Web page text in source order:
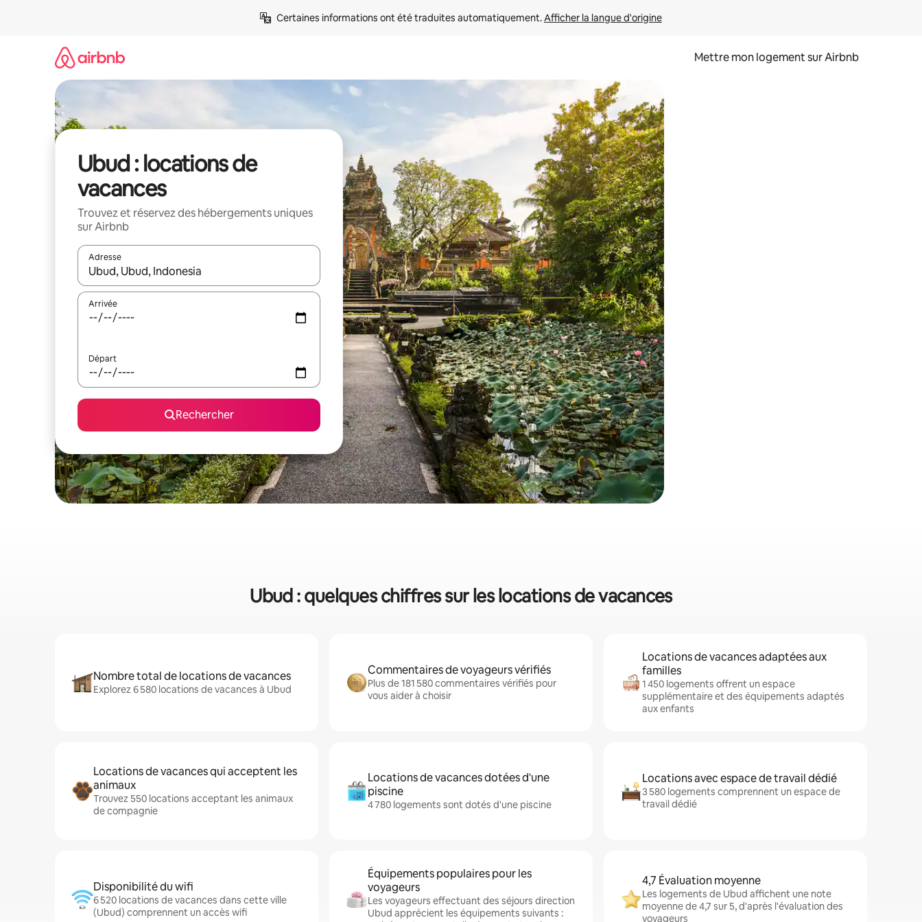
Certaines informations ont été traduites automatiquement. Afficher la langue d'origine
Mettre mon logement sur Airbnb
Ubud : locations de
vacances
Trouvez et réservez des hébergements uniques
sur Airbnb
Adresse
Lorsque les résultats s'affichent, utilisez les flèches vers le haut et vers le bas pour les parcourir ou en appuyant et en faisant glisser.
Arrivée
Départ
Rechercher
Ubud : quelques chiffres sur les locations de vacances
Nombre total de locations de vacances
Explorez 6 580 locations de vacances à Ubud
Commentaires de voyageurs vérifiés
Plus de 181 580 commentaires vérifiés pour
vous aider à choisir
Locations de vacances adaptées aux
familles
1 450 logements offrent un espace
supplémentaire et des équipements adaptés
aux enfants
Locations de vacances qui acceptent les
animaux
Trouvez 550 locations acceptant les animaux
de compagnie
Locations de vacances dotées d'une
piscine
4 780 logements sont dotés d'une piscine
Locations avec espace de travail dédié
3 580 logements comprennent un espace de
travail dédié
Disponibilité du wifi
6 520 locations de vacances dans cette ville
(Ubud) comprennent un accès wifi
Équipements populaires pour les
voyageurs
Les voyageurs effectuant des séjours direction
Ubud apprécient les équipements suivants :
4,7 Évaluation moyenne
Les logements de Ubud affichent une note
moyenne de 4,7 sur 5, d'après l'évaluation des
voyageurs